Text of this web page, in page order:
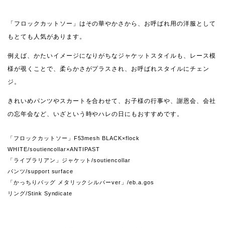
「フロックカットソー」はその華やかさから、お呼ばれ用の洋服として
もとても人気があります。
例えば、かたいイメージになりがちなジャケットスタイルも、レース模
様が覗くことで、柔らかさがプラスされ、お呼ばれスタイルにチェン
ジ。
きれいめパンツやスカートを合わせて、お子様の行事や、謝恩会、会社
の忘年会など、いざという時やハレの日にもおすすめです。
「フロックカットソー」F53mesh BLACK×flock
WHITE/soutiencollar×ANTIPAST
「ライブラリアン」ジャケット/soutiencollar
パンツ/support surface
「かっちりバッグ メタリックシルバーver」/eb.a.gos
リング/Stink Syndicate